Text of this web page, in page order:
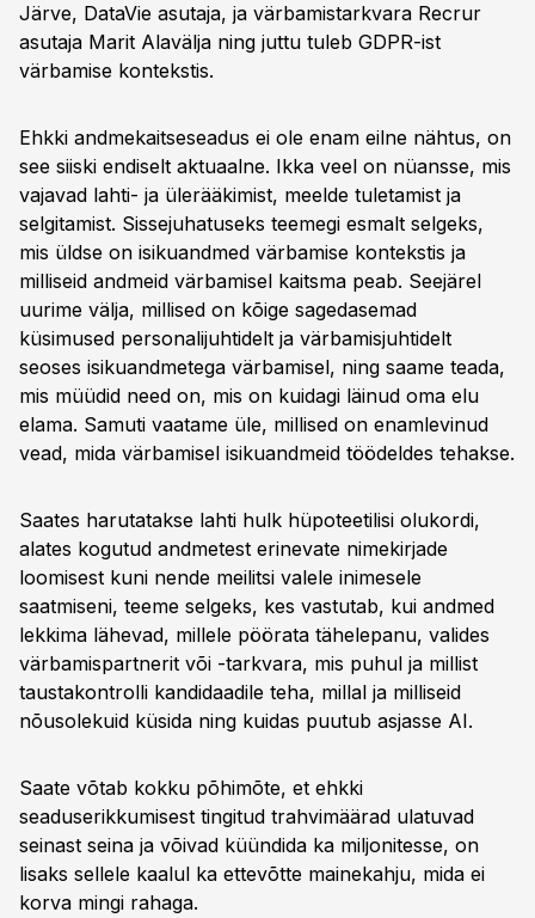
Järve, DataVie asutaja, ja värbamistarkvara Recrur
asutaja Marit Alavälja ning juttu tuleb GDPR-ist
värbamise kontekstis.
Ehkki andmekaitseseadus ei ole enam eilne nähtus, on
see siiski endiselt aktuaalne. Ikka veel on nüansse, mis
vajavad lahti- ja ülerääkimist, meelde tuletamist ja
selgitamist. Sissejuhatuseks teemegi esmalt selgeks,
mis üldse on isikuandmed värbamise kontekstis ja
milliseid andmeid värbamisel kaitsma peab. Seejärel
uurime välja, millised on kõige sagedasemad
küsimused personalijuhtidelt ja värbamisjuhtidelt
seoses isikuandmetega värbamisel, ning saame teada,
mis müüdid need on, mis on kuidagi läinud oma elu
elama. Samuti vaatame üle, millised on enamlevinud
vead, mida värbamisel isikuandmeid töödeldes tehakse.
Saates harutatakse lahti hulk hüpoteetilisi olukordi,
alates kogutud andmetest erinevate nimekirjade
loomisest kuni nende meilitsi valele inimesele
saatmiseni, teeme selgeks, kes vastutab, kui andmed
lekkima lähevad, millele pöörata tähelepanu, valides
värbamispartnerit või -tarkvara, mis puhul ja millist
taustakontrolli kandidaadile teha, millal ja milliseid
nõusolekuid küsida ning kuidas puutub asjasse AI.
Saate võtab kokku põhimõte, et ehkki
seaduserikkumisest tingitud trahvimäärad ulatuvad
seinast seina ja võivad küündida ka miljonitesse, on
lisaks sellele kaalul ka ettevõtte mainekahju, mida ei
korva mingi rahaga.